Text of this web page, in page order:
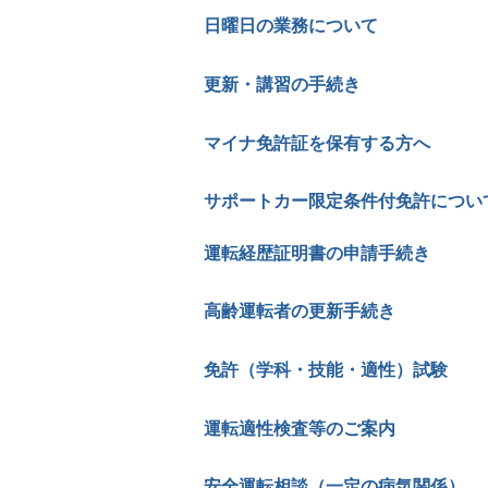
日曜日の業務について
更新・講習の手続き
マイナ免許証を保有する方へ
サポートカー限定条件付免許につい
運転経歴証明書の申請手続き
高齢運転者の更新手続き
免許（学科・技能・適性）試験
運転適性検査等のご案内